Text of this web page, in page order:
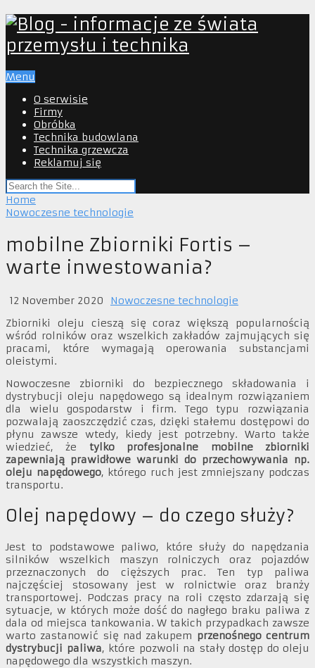
Menu
O serwisie
Firmy
Obróbka
Technika budowlana
Technika grzewcza
Reklamuj się
Home
Nowoczesne technologie
mobilne Zbiorniki Fortis –
warte inwestowania?
12 November 2020
Nowoczesne technologie
Zbiorniki oleju cieszą się coraz większą popularnością
wśród rolników oraz wszelkich zakładów zajmujących się
pracami, które wymagają operowania substancjami
oleistymi.
Nowoczesne zbiorniki do bezpiecznego składowania i
dystrybucji oleju napędowego są idealnym rozwiązaniem
dla wielu gospodarstw i firm. Tego typu rozwiązania
pozwalają zaoszczędzić czas, dzięki stałemu dostępowi do
płynu zawsze wtedy, kiedy jest potrzebny. Warto także
wiedzieć, że tylko profesjonalne mobilne zbiorniki
zapewniają prawidłowe warunki do przechowywania np.
oleju napędowego, którego ruch jest zmniejszany podczas
transportu.
Olej napędowy – do czego służy?
Jest to podstawowe paliwo, które służy do napędzania
silników wszelkich maszyn rolniczych oraz pojazdów
przeznaczonych do cięższych prac. Ten typ paliwa
najczęściej stosowany jest w rolnictwie oraz branży
transportowej. Podczas pracy na roli często zdarzają się
sytuacje, w których może dość do nagłego braku paliwa z
dala od miejsca tankowania. W takich przypadkach zawsze
warto zastanowić się nad zakupem przenośnego centrum
dystrybucji paliwa, które pozwoli na stały dostęp do oleju
napędowego dla wszystkich maszyn.